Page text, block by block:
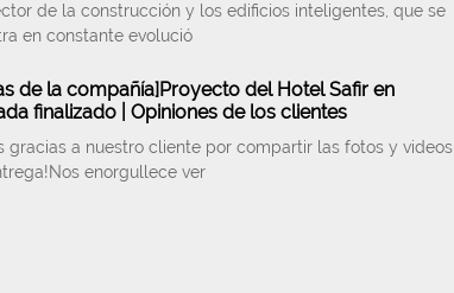
de la construcción y los edificios inteligentes, que se
en constante evolució
de la compañía]Proyecto del Hotel Safir en
finalizado | Opiniones de los clientes
gracias a nuestro cliente por compartir las fotos y videos
enorgullece ver